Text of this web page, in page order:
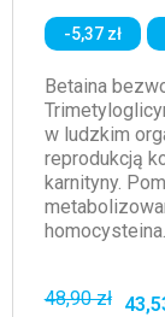
-5,37 zł
Betaina
w ludzkim
reprodukcją
karnityny.
homocysteina.
48,90 zł